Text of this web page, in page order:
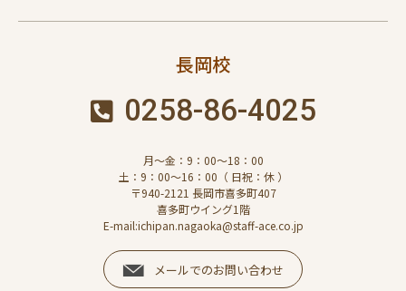
長岡校
0258-86-4025
月～金：9：00～18：00
土：9：00～16：00（ 日祝：休 ）
〒940-2121 長岡市喜多町407
喜多町ウイング1階
E-mail:ichipan.nagaoka@staff-ace.co.jp
メールでのお問い合わせ